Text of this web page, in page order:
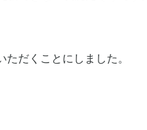
だくことにしました。